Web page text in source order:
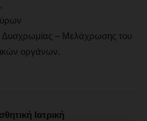
Δυσχρωμίας – Μελάχρωσης του
οργάνων.
Ιατρική